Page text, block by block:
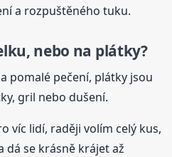
a rozpuštěného tuku.
nebo na plátky?
pomalé pečení, plátky jsou
gril nebo dušení.
víc lidí, raději volím celý kus,
dá se krásně krájet až